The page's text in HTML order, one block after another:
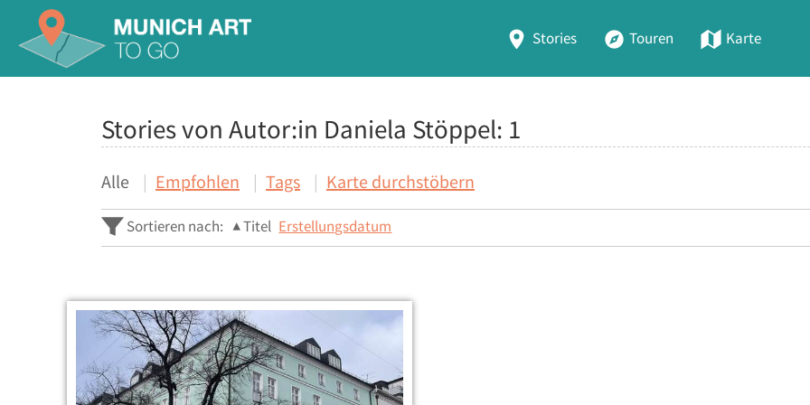
Stories Touren Karte
Stories von Autor:in Daniela Stöppel: 1
Alle Empfohlen Tags Karte durchstöbern
Sortieren nach: Titel Erstellungsdatum